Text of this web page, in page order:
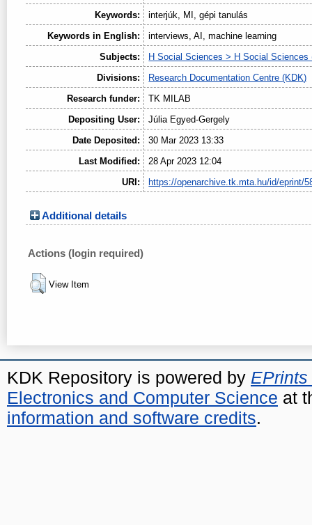
Keywords:
interjúk, MI, gépi tanulás
Keywords in English:
interviews, AI, machine learning
Subjects:
H Social Sciences > H Social Sciences
Divisions:
Research Documentation Centre (KDK)
Research funder:
TK MILAB
Depositing User:
Júlia Egyed-Gergely
Date Deposited:
30 Mar 2023 13:33
Last Modified:
28 Apr 2023 12:04
URI:
https://openarchive.tk.mta.hu/id/eprint/
Additional details
Actions (login required)
View Item
KDK Repository is powered by EPrints
Electronics and Computer Science at
information and software credits.